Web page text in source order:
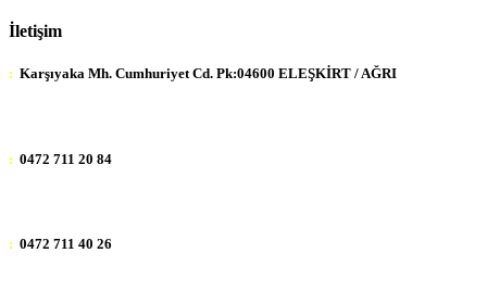
İletişim
: Karşıyaka Mh. Cumhuriyet Cd. Pk:04600 ELEŞKİRT / AĞRI
: 0472 711 20 84
: 0472 711 40 26